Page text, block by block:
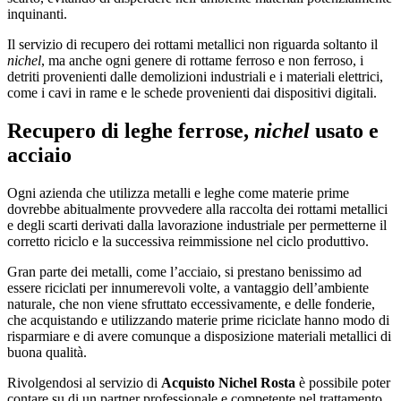
inquinanti.
Il servizio di recupero dei rottami metallici non riguarda soltanto il
nichel, ma anche ogni genere di rottame ferroso e non ferroso, i
detriti provenienti dalle demolizioni industriali e i materiali elettrici,
come i cavi in rame e le schede provenienti dai dispositivi digitali.
Recupero di leghe ferrose, nichel usato e
acciaio
Ogni azienda che utilizza metalli e leghe come materie prime
dovrebbe abitualmente provvedere alla raccolta dei rottami metallici
e degli scarti derivati dalla lavorazione industriale per permetterne il
corretto riciclo e la successiva reimmissione nel ciclo produttivo.
Gran parte dei metalli, come l’acciaio, si prestano benissimo ad
essere riciclati per innumerevoli volte, a vantaggio dell’ambiente
naturale, che non viene sfruttato eccessivamente, e delle fonderie,
che acquistando e utilizzando materie prime riciclate hanno modo di
risparmiare e di avere comunque a disposizione materiali metallici di
buona qualità.
Rivolgendosi al servizio di Acquisto Nichel Rosta è possibile poter